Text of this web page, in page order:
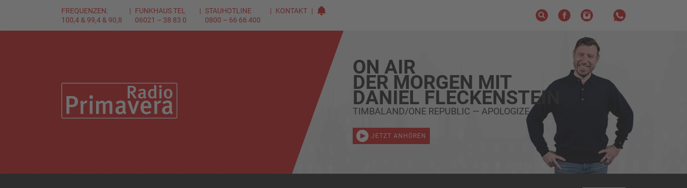
FREQUENZEN:
100,4 & 99,4 & 90,8
FUNKHAUS TEL
06021 – 38 83 0
STAUHOTLINE
0800 – 66 66 400
KONTAKT
ON AIR
DER MORGEN MIT
DANIEL FLECKENSTEIN
TIMBALAND/ONE REPUBLIC — APOLOGIZE
JETZT ANHÖREN